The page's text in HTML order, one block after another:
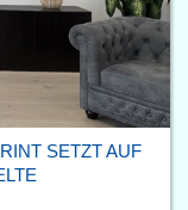
SETZT AUF